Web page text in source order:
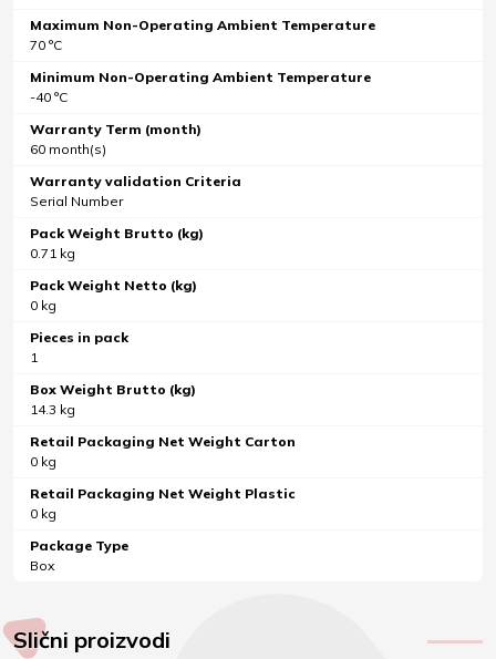
Maximum Non-Operating Ambient Temperature
70 °C
Minimum Non-Operating Ambient Temperature
-40 °C
Warranty Term (month)
60 month(s)
Warranty validation Criteria
Serial Number
Pack Weight Brutto (kg)
0.71 kg
Pack Weight Netto (kg)
0 kg
Pieces in pack
1
Box Weight Brutto (kg)
14.3 kg
Retail Packaging Net Weight Carton
0 kg
Retail Packaging Net Weight Plastic
0 kg
Package Type
Box
Slični proizvodi